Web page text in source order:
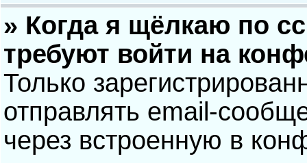
» Когда я щёлкаю по
требуют войти на
Только
отправлять email-
через встроенную в